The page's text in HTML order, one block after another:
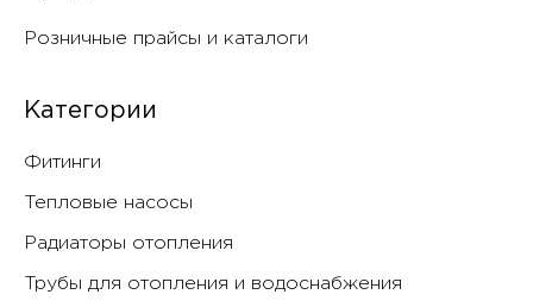
Розничные прайсы и каталоги
Категории
Фитинги
Тепловые насосы
Радиаторы отопления
Трубы для отопления и водоснабжения